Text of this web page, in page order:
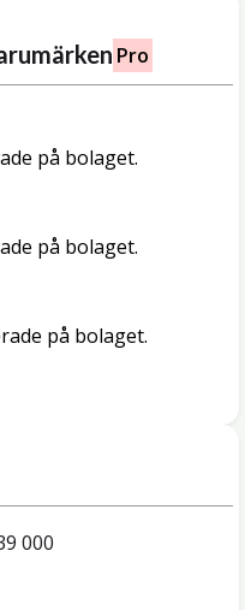
Pro
på bolaget.
på bolaget.
på bolaget.
000